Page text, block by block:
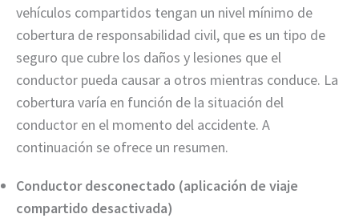
vehículos compartidos tengan un nivel mínimo de
cobertura de responsabilidad civil, que es un tipo de
seguro que cubre los daños y lesiones que el
conductor pueda causar a otros mientras conduce. La
cobertura varía en función de la situación del
conductor en el momento del accidente. A
continuación se ofrece un resumen.
Conductor desconectado (aplicación de viaje
compartido desactivada)